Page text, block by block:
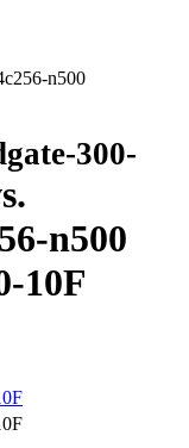
n500
300-
n500
10F